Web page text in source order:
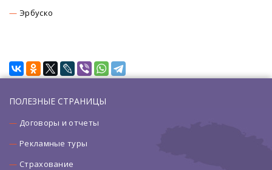
Эрбуско
ПОЛЕЗНЫЕ СТРАНИЦЫ
Договоры и отчеты
Рекламные туры
Страхование